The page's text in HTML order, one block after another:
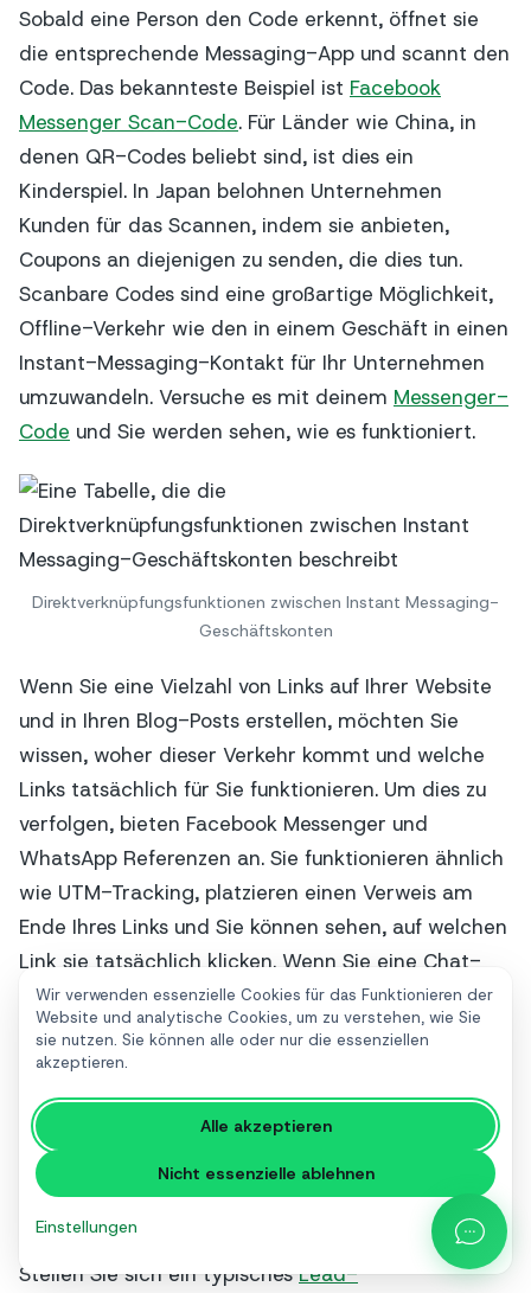
Wir verwenden essenzielle Cookies für das Funktionieren der
Website und analytische Cookies, um zu verstehen, wie Sie
sie nutzen. Sie können alle oder nur die essenziellen
akzeptieren.
Alle akzeptieren
Nicht essenzielle ablehnen
Einstellungen
Sobald eine Person den Code erkennt, öffnet sie
die entsprechende Messaging-App und scannt den
Code. Das bekannteste Beispiel ist Facebook
Messenger Scan-Code. Für Länder wie China, in
denen QR-Codes beliebt sind, ist dies ein
Kinderspiel. In Japan belohnen Unternehmen
Kunden für das Scannen, indem sie anbieten,
Coupons an diejenigen zu senden, die dies tun.
Scanbare Codes sind eine großartige Möglichkeit,
Offline-Verkehr wie den in einem Geschäft in einen
Instant-Messaging-Kontakt für Ihr Unternehmen
umzuwandeln. Versuche es mit deinem Messenger-
Code und Sie werden sehen, wie es funktioniert.
Direktverknüpfungsfunktionen zwischen Instant Messaging-
Geschäftskonten
Wenn Sie eine Vielzahl von Links auf Ihrer Website
und in Ihren Blog-Posts erstellen, möchten Sie
wissen, woher dieser Verkehr kommt und welche
Links tatsächlich für Sie funktionieren. Um dies zu
verfolgen, bieten Facebook Messenger und
WhatsApp Referenzen an. Sie funktionieren ähnlich
wie UTM-Tracking, platzieren einen Verweis am
Ende Ihres Links und Sie können sehen, auf welchen
Link sie tatsächlich klicken. Wenn Sie eine Chat-
Automatisierungsplattform anschließen, können Sie
sofort antworten respond auch mit einer
zweckmäßigen Antwort.
Instant Messaging Lead-Generierung mit
Werbung
Der aufregendste, aber am wenigsten bekannte
Vorteil der Instant Messaging-Lead-Generierung.
Stellen Sie sich ein typischesLead-